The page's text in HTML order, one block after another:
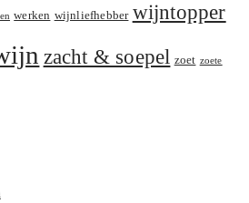
werken wijnliefhebber wijntopper
zacht & soepel zoet zoete